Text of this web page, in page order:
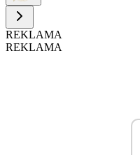
REKLAMA
REKLAMA